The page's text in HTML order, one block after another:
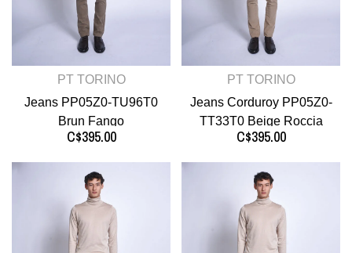
PT TORINO
Jeans PP05Z0-TU96T0
Brun Fango
C$395.00
PT TORINO
Jeans Corduroy PP05Z0-
TT33T0 Beige Roccia
C$395.00